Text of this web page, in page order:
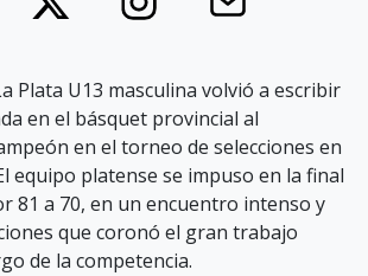
Plata U13 masculina volvió a escribir
en el básquet provincial al
en el torneo de selecciones en
equipo platense se impuso en la final
81 a 70, en un encuentro intenso y
que coronó el gran trabajo
de la competencia.